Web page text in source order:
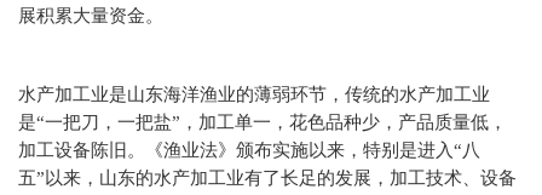
展积累大量资金。
水产加工业是山东海洋渔业的薄弱环节，传统的水产加工业
是“一把刀，一把盐”，加工单一，花色品种少，产品质量低，
加工设备陈旧。《渔业法》颁布实施以来，特别是进入“八
五”以来，山东的水产加工业有了长足的发展，加工技术、设备